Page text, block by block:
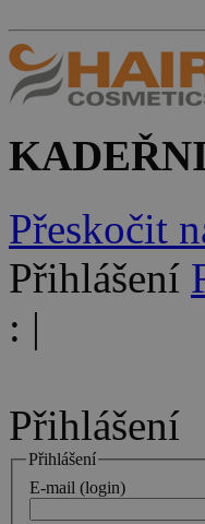
Přeskočit
Přihlášení
: |
Přihlášení
Přihlášení
E-mail (login)